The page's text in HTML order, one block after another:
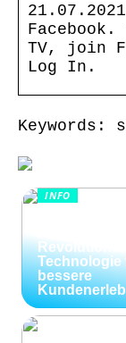
Facebook.
TV, join
Log In.
Keywords:
INFO
Revolutionäre
Technologie
bessere